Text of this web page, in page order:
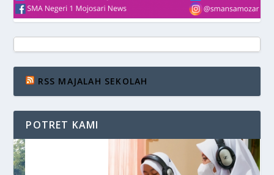
RSS MAJALAH SEKOLAH
POTRET KAMI